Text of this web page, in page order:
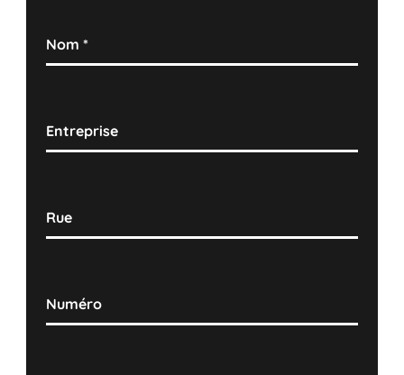
Nom*
Entreprise
Rue
Numéro